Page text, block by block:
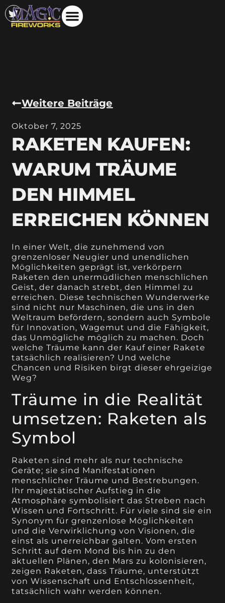
Weitere Beiträge
Oktober 7, 2025
RAKETEN KAUFEN:
WARUM TRÄUME
DEN HIMMEL
ERREICHEN KÖNNEN
In einer Welt, die zunehmend von
grenzenloser Neugier und unendlichen
Möglichkeiten geprägt ist, verkörpern
Raketen den unermüdlichen menschlichen
Geist, der danach strebt, den Himmel zu
erreichen. Diese technischen Wunderwerke
sind nicht nur Maschinen, die uns in den
Weltraum befördern, sondern auch Symbole
für Innovation, Wagemut und die Fähigkeit,
das Unmögliche möglich zu machen. Doch
welche Träume kann der Kauf einer Rakete
tatsächlich realisieren? Und welche
Chancen und Risiken birgt dieser ehrgeizige
Weg?
Träume in die Realität
umsetzen: Raketen als
Symbol
Raketen sind mehr als nur technische
Geräte; sie sind Manifestationen
menschlicher Träume und Bestrebungen.
Ihr majestätischer Aufstieg in die
Atmosphäre symbolisiert das Streben nach
Wissen und Fortschritt. Für viele sind sie ein
Synonym für grenzenlose Möglichkeiten
und die Verwirklichung von Visionen, die
einst als unerreichbar galten. Vom ersten
Schritt auf dem Mond bis hin zu den
aktuellen Plänen, den Mars zu kolonisieren,
zeigen Raketen, dass Träume, unterstützt
von Wissenschaft und Entschlossenheit,
tatsächlich wahr werden können.